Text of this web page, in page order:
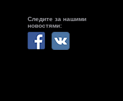
Следите за нашими
новостями: